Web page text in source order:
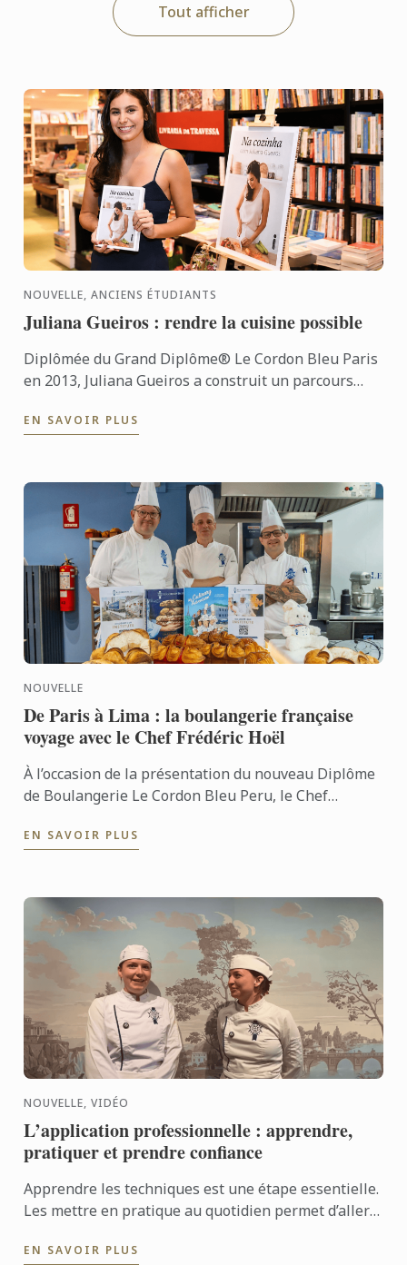
Tout afficher
NOUVELLE, ANCIENS ÉTUDIANTS
Juliana Gueiros : rendre la cuisine possible
Diplômée du Grand Diplôme® Le Cordon Bleu Paris
en 2013, Juliana Gueiros a construit un parcours
Après ...
EN SAVOIR PLUS
NOUVELLE
De Paris à Lima : la boulangerie française
voyage avec le Chef Frédéric Hoël
À l’occasion de la présentation du nouveau Diplôme
de Boulangerie Le Cordon Bleu Peru, le Chef
savoir-faire de ...
EN SAVOIR PLUS
NOUVELLE, VIDÉO
L’application professionnelle : apprendre,
pratiquer et prendre confiance
Apprendre les techniques est une étape essentielle.
Les mettre en pratique au quotidien permet d’aller
les ...
EN SAVOIR PLUS